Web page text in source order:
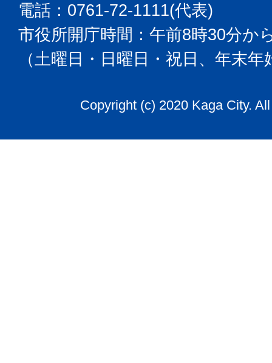
電話：0761-72-1111(代表)
市役所開庁時間：午前8時30分か
（土曜日・日曜日・祝日、年末
Copyright (c) 2020 Kaga City.